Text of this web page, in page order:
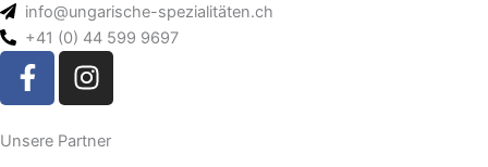
info@ungarische-spezialitäten.ch
+41 (0) 44 599 9697
F
a
e
I
n
t
Unsere Partner